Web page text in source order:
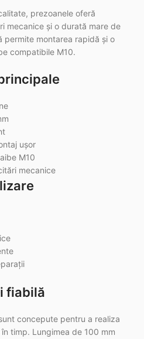
prezoanele oferă
mecanice și o durată mare de
permite montarea rapidă și o
compatibile M10.
ușor
M10
mecanice
fiabilă
concepute pentru a realiza
timp. Lungimea de 100 mm